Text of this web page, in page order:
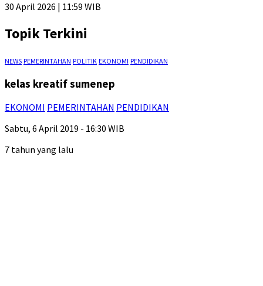
30 April 2026 | 11:59 WIB
Topik Terkini
NEWS PEMERINTAHAN POLITIK EKONOMI PENDIDIKAN
kelas kreatif sumenep
EKONOMI PEMERINTAHAN PENDIDIKAN
Sabtu, 6 April 2019 - 16:30 WIB
7 tahun yang lalu